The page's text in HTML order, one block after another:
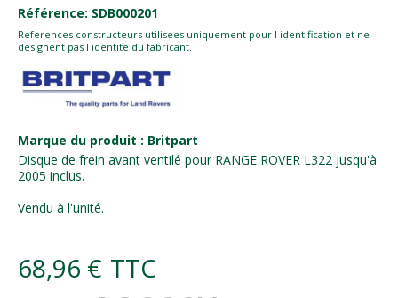
Référence: SDB000201
References constructeurs utilisees uniquement pour l identification et ne
designent pas l identite du fabricant.
Marque du produit : Britpart
Disque de frein avant ventilé pour RANGE ROVER L322 jusqu'à
2005 inclus.
Vendu à l'unité.
68,96 € TTC